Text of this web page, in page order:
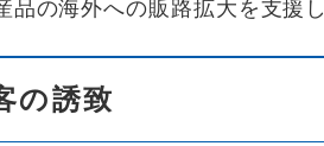
品の海外への販路拡大を支援
の誘致